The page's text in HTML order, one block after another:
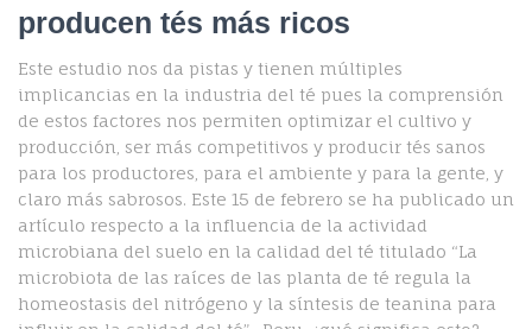
producen tés más ricos
Este estudio nos da pistas y tienen múltiples
implicancias en la industria del té pues la comprensión
de estos factores nos permiten optimizar el cultivo y
producción, ser más competitivos y producir tés sanos
para los productores, para el ambiente y para la gente, y
claro más sabrosos. Este 15 de febrero se ha publicado un
artículo respecto a la influencia de la actividad
microbiana del suelo en la calidad del té titulado “La
microbiota de las raíces de las planta de té regula la
homeostasis del nitrógeno y la síntesis de teanina para